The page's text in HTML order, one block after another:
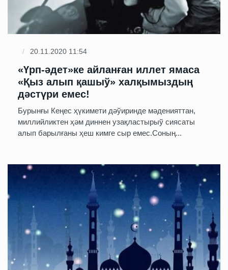
20.11.2020 11:54
«Үрп-әдет»ке айланған иллет ямаса
«Қыз алып қашыў» халқымыздың
дәстүри емес!
Бурынғы Кеңес ҳүкимети дәўиринде мәденияттан,
миллийликтен ҳәм диннен узақластырыў сиясаты
алып барылғаны ҳеш кимге сыр емес.Соның...